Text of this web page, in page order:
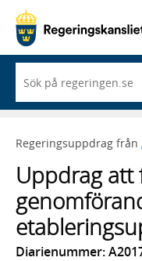
du
börjar
skriva
framträder
lista
med
sökförslag
Regeringsuppdrag från
Uppdrag att
Diarienummer: